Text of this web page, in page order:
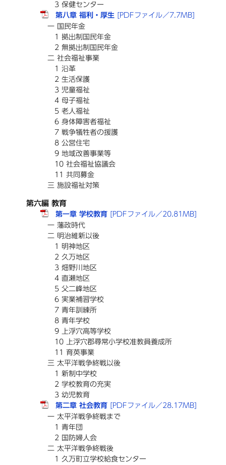
3 保健センター
第八章 福利・厚生 [PDFファイル／7.7MB]
一 国民年金
1 拠出制国民年金
2 無拠出制国民年金
二 社会福祉事業
1 沿革
2 生活保護
3 児童福祉
4 母子福祉
5 老人福祉
6 身体障害者福祉
7 戦争犠牲者の援護
8 公営住宅
9 地域改善事業等
10 社会福祉協議会
11 共同募金
三 施設福祉対策
第六編 教育
第一章 学校教育 [PDFファイル／20.81MB]
一 藩政時代
二 明治維新以後
1 明神地区
2 久万地区
3 畑野川地区
4 直瀬地区
5 父二峰地区
6 実業補習学校
7 青年訓練所
8 青年学校
9 上浮穴高等学校
10 上浮穴郡尋常小学校准教員養成所
11 育英事業
三 太平洋戦争終戦以後
1 新制中学校
2 学校教育の充実
3 幼児教育
第二章 社会教育 [PDFファイル／28.17MB]
一 太平洋戦争終戦まで
1 青年団
2 国防婦人会
二 太平洋戦争終戦後
1 久万町立学校給食センター